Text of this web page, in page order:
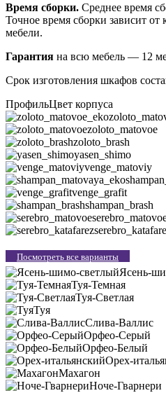
Время сборки. Среднее время
Точное время сборки зависит от
мебели.
Гарантия на всю мебель — 12
Срок изготовления шкафов
ПрофильЦвет корпуса
zoloto_matovoe
zoloto_brash
yasen_shimo
venge_matoviy
venge_grafit
shampan_brash
Посмотреть все варианты
Ясень-
Туя-Темная
Туя-Светлая
Туя
Слива-Валлис
Орфео-Серый
Орфео-Белый
Орех-
Махагон
Ноче-Гварнери